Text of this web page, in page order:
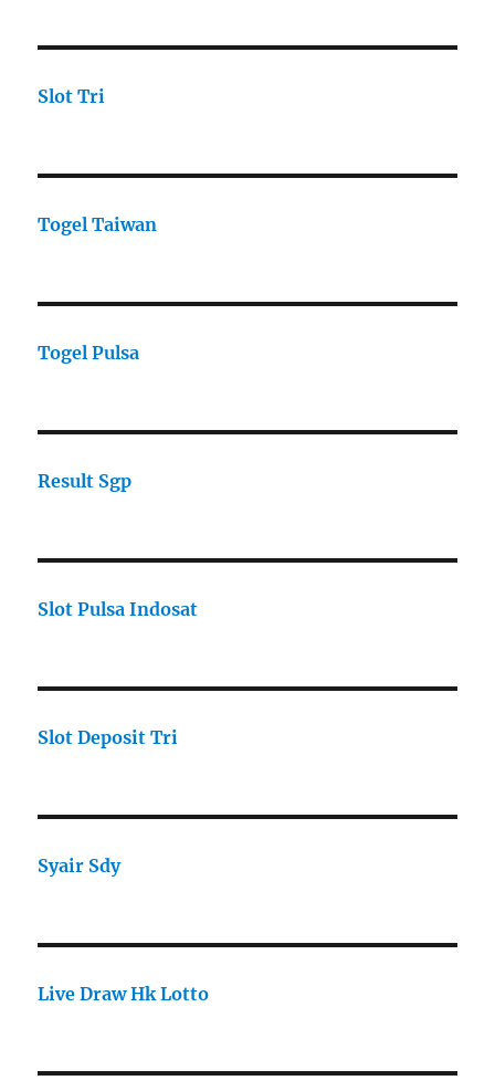
Slot Tri
Togel Taiwan
Togel Pulsa
Result Sgp
Slot Pulsa Indosat
Slot Deposit Tri
Syair Sdy
Live Draw Hk Lotto